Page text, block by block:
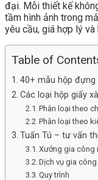
đại. Mỗi thiết kế
tầm hình ảnh trong
yêu cầu, giá hợp lý
Table of
40+ mẫu hộp đựng
Các loại hộp giấy
Phân loại theo
Phân loại theo
Tuấn Tú – tư vấn
Xưởng gia công
Dịch vụ gia
Quy trình